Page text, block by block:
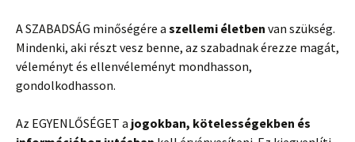
A SZABADSÁG minőségére a szellemi életben van szükség.
Mindenki, aki részt vesz benne, az szabadnak érezze magát,
véleményt és ellenvéleményt mondhasson,
gondolkodhasson.
Az EGYENLŐSÉGET a jogokban, kötelességekben és